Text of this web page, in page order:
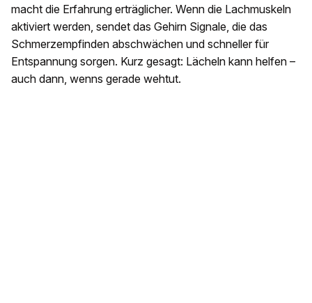
macht die Erfahrung erträglicher. Wenn die Lachmuskeln
aktiviert werden, sendet das Gehirn Signale, die das
Schmerzempfinden abschwächen und schneller für
Entspannung sorgen. Kurz gesagt: Lächeln kann helfen –
auch dann, wenns gerade wehtut.